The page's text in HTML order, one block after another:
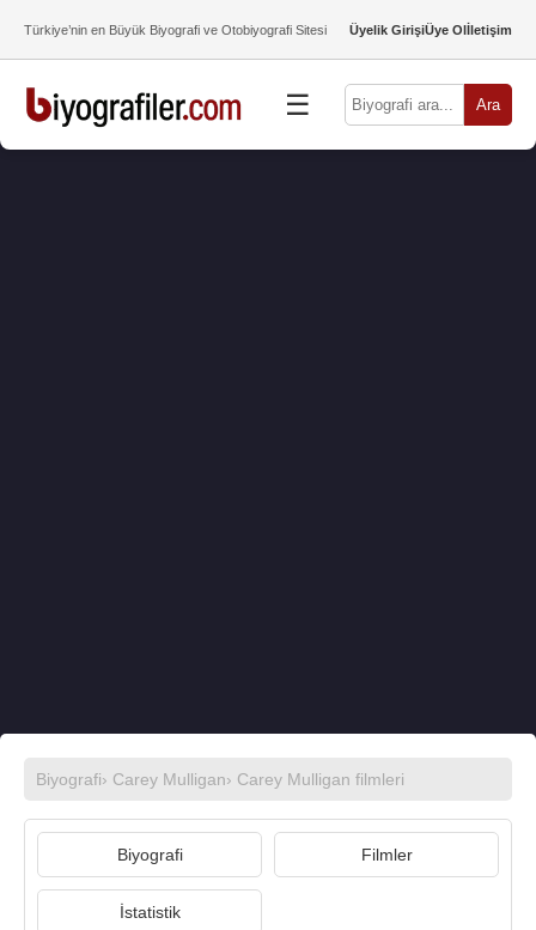
Türkiye’nin en Büyük Biyografi ve Otobiyografi Sitesi Üyelik GirişiÜye Olİletişim
☰ Ara
Biyografi› Carey Mulligan› Carey Mulligan filmleri
Biyografi Filmler
İstatistik